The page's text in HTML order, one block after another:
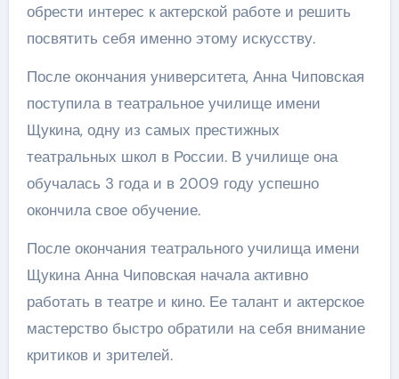
обрести интерес к актерской работе и решить
посвятить себя именно этому искусству.
После окончания университета, Анна Чиповская
поступила в театральное училище имени
Щукина, одну из самых престижных
театральных школ в России. В училище она
обучалась 3 года и в 2009 году успешно
окончила свое обучение.
После окончания театрального училища имени
Щукина Анна Чиповская начала активно
работать в театре и кино. Ее талант и актерское
мастерство быстро обратили на себя внимание
критиков и зрителей.